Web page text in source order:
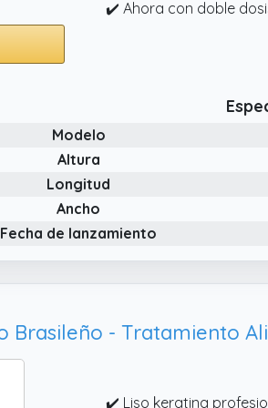
✔️ Ahora con doble
Modelo
Altura
Longitud
Ancho
Fecha de lanzamiento
✔️ Liso keratina